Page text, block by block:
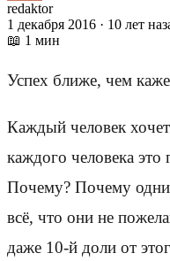
redaktor
1 декабря 2016 · 10 лет
📖 1 мин
Успех ближе, чем
Каждый человек
каждого человека это
Почему? Почему
всё, что они не
даже 10-й доли от